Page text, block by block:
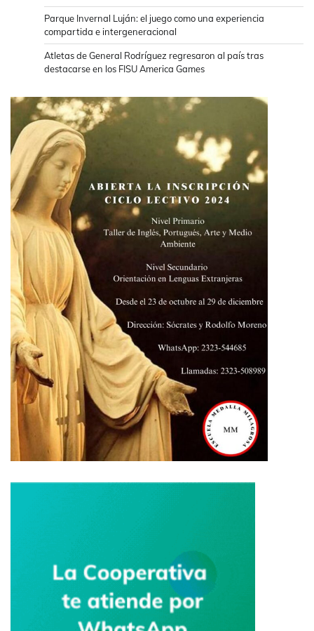
Parque Invernal Luján: el juego como una experiencia
compartida e intergeneracional
Atletas de General Rodríguez regresaron al país tras
destacarse en los FISU America Games